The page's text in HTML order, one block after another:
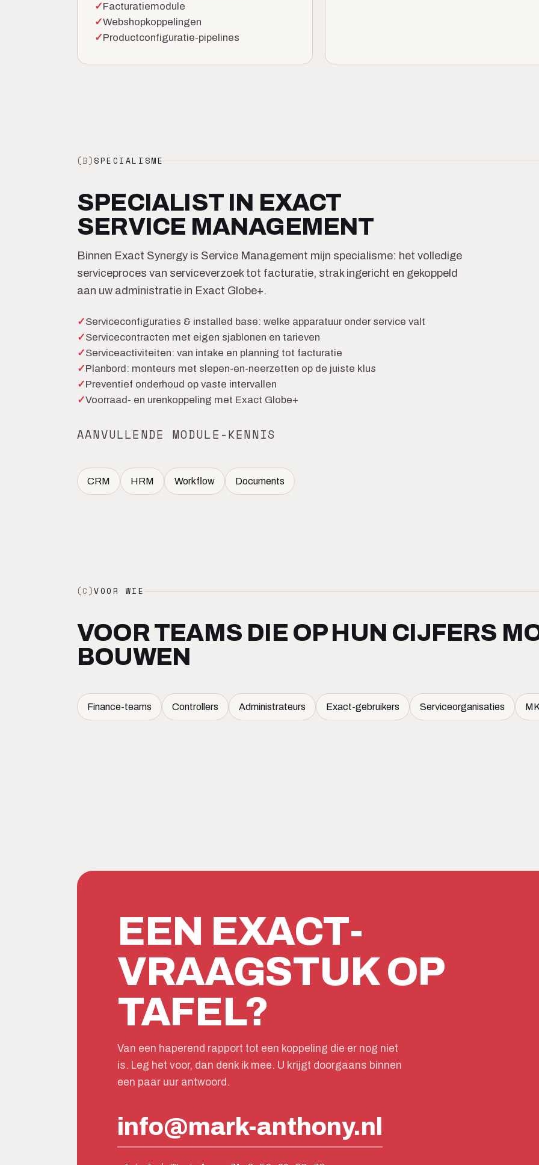
Facturatiemodule
Webshopkoppelingen
Productconfiguratie-pipelines
(B) SPECIALISME
SPECIALIST IN EXACT
SERVICE MANAGEMENT
Binnen Exact Synergy is Service Management mijn specialisme: het volledige
serviceproces van serviceverzoek tot facturatie, strak ingericht en gekoppeld
aan uw administratie in Exact Globe+.
Serviceconfiguraties & installed base: welke apparatuur onder service valt
Servicecontracten met eigen sjablonen en tarieven
Serviceactiviteiten: van intake en planning tot facturatie
Planbord: monteurs met slepen-en-neerzetten op de juiste klus
Preventief onderhoud op vaste intervallen
Voorraad- en urenkoppeling met Exact Globe+
AANVULLENDE MODULE-KENNIS
CRM HRM Workflow Documents
(C)VOOR WIE
VOOR TEAMS DIE OP HUN CIJFERS
BOUWEN
Finance-teams Controllers Administrateurs Exact-gebruikers Serviceorganisaties
EEN EXACT-
VRAAGSTUK OP
TAFEL?
Van een haperend rapport tot een koppeling die er nog niet
is. Leg het voor, dan denk ik mee. U krijgt doorgaans binnen
een paar uur antwoord.
info@mark-anthony.nl